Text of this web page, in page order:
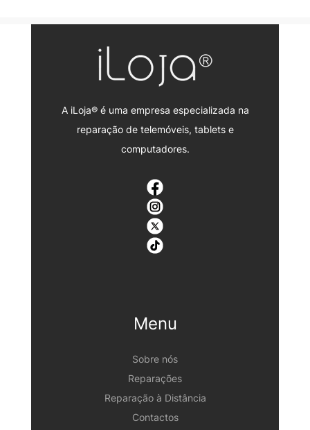
A iLoja® é uma empresa especializada na
reparação de telemóveis, tablets e
computadores.
Menu
Sobre nós
Reparações
Reparação à Distância
Contactos